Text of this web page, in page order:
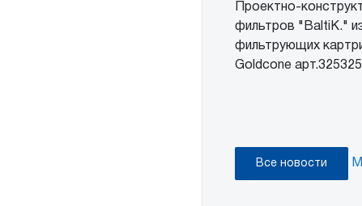
Проектно-
фильтров "BaltiK."
фильтрующих
Goldcone
Все новости